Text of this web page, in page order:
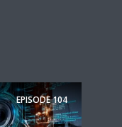
EPISODE104